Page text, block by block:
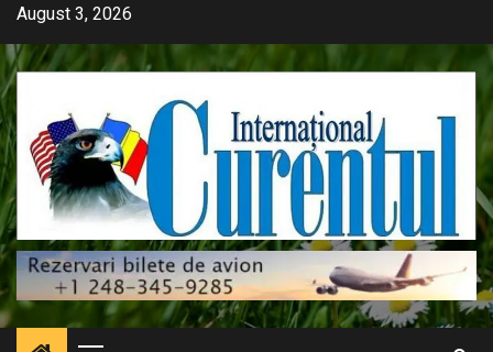
Skip
content
August 3, 2026